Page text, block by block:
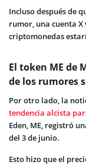
Incluso después de
rumor, una cuenta
criptomonedas
El token ME de
de los rumores
Por otro lado, la
tendencia alcista
Eden, ME, registró
del 3 de junio.
Esto hizo que el